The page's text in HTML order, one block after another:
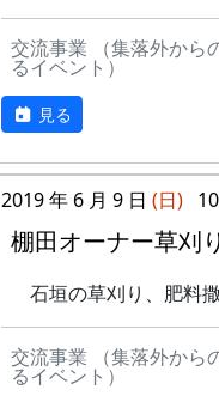
参加者が多いのには理
これである。
本来は、田植え祭りの
キューを供するのだが
埋め合わせをすること
無理をすれば、畔から
はないけれど、そうい
石垣の草刈り。
交流事業 （集落外から
るイベント）
見る
2019 年 6 月 9 日 (日)
棚田オーナー草刈
石垣の草刈り、肥料
交流事業 （集落外から
るイベント）